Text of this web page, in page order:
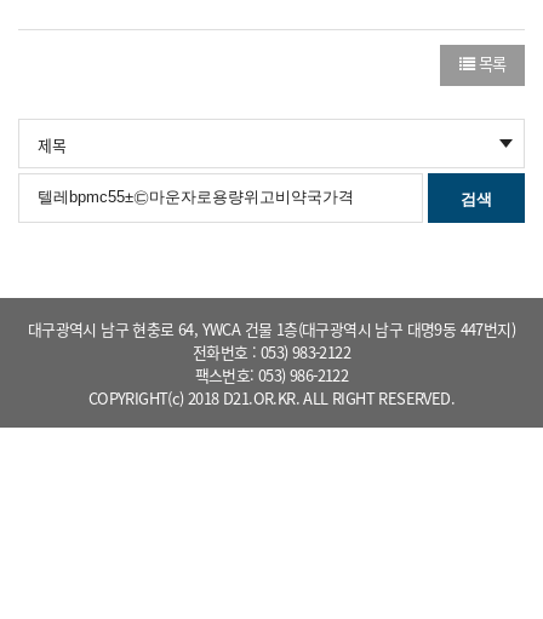
목록
검색
대구광역시 남구 현충로 64, YWCA 건물 1층(대구광역시 남구 대명9동 447번지)
전화번호 : 053) 983-2122
팩스번호: 053) 986-2122
COPYRIGHT(c) 2018 D21.OR.KR. ALL RIGHT RESERVED.